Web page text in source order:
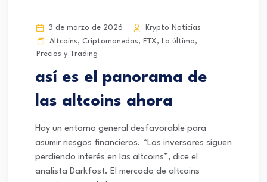
3 de marzo de 2026
Krypto Noticias
Altcoins, Criptomonedas, FTX, Lo último,
Precios y Trading
así es el panorama de
las altcoins ahora
Hay un entorno general desfavorable para
asumir riesgos financieros. “Los inversores siguen
perdiendo interés en las altcoins”, dice el
analista Darkfost. El mercado de altcoins